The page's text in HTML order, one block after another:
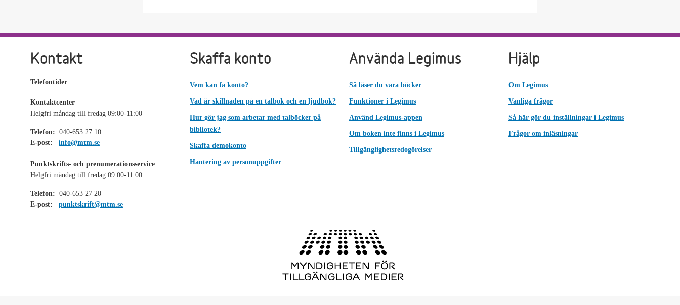
Kontakt
Telefontider
Kontaktcenter
Helgfri måndag till fredag 09:00-11:00
Telefon: 040-653 27 10
E-post:
info@mtm.se
Punktskrifts- och prenumerationsservice
Helgfri måndag till fredag 09:00-11:00
Telefon: 040-653 27 20
E-post:
punktskrift@mtm.se
Skaffa konto
Vem kan få konto?
Vad är skillnaden på en talbok och en ljudbok?
Hur gör jag som arbetar med talböcker på
bibliotek?
Skaffa demokonto
Hantering av personuppgifter
Använda Legimus
Så läser du våra böcker
Funktioner i Legimus
Använd Legimus-appen
Om boken inte finns i Legimus
Tillgänglighetsredogörelser
Hjälp
Om Legimus
Vanliga frågor
Så här gör du inställningar i Legimus
Frågor om inläsningar